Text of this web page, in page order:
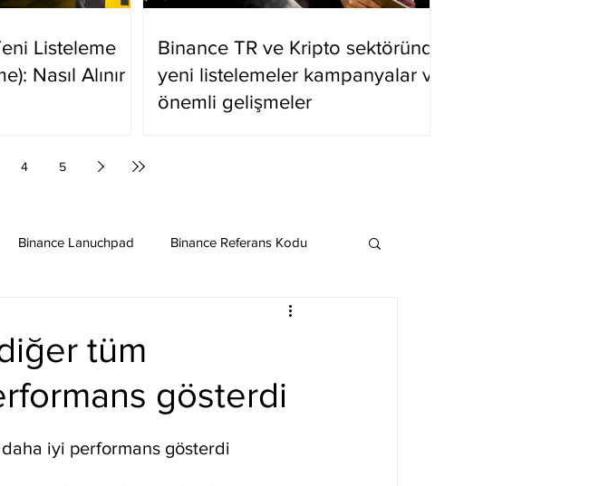
Listeleme
Nasıl Alınır
Binance TR ve Kripto sektöründe
yeni listelemeler kampanyalar ve
önemli gelişmeler
4 5
Binance Lanuchpad Binance Referans Kodu
Dogecoin Ethereum
Iota Holo Linch Litecoin
tüm
gösterdi
iyi performans gösterdi